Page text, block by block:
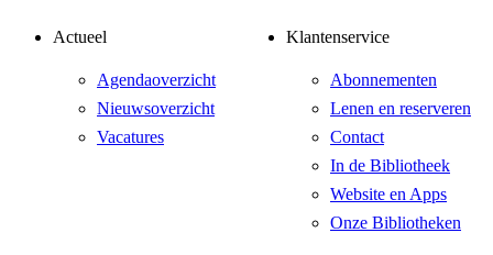
Actueel
Agendaoverzicht
Nieuwsoverzicht
Vacatures
Klantenservice
Abonnementen
Lenen en reserveren
Contact
In de Bibliotheek
Website en Apps
Onze Bibliotheken